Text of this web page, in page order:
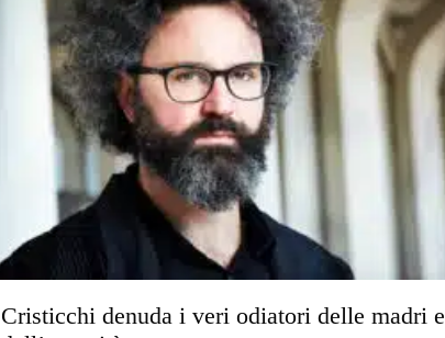
Cristicchi denuda i veri odiatori delle madri e